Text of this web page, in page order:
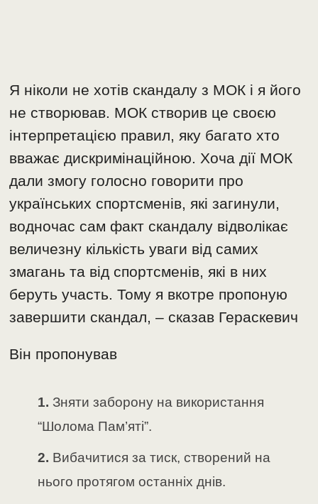
Я ніколи не хотів скандалу з МОК і я його
не створював. МОК створив це своєю
інтерпретацією правил, яку багато хто
вважає дискримінаційною. Хоча дії МОК
дали змогу голосно говорити про
українських спортсменів, які загинули,
водночас сам факт скандалу відволікає
величезну кількість уваги від самих
змагань та від спортсменів, які в них
беруть участь. Тому я вкотре пропоную
завершити скандал, – сказав Гераскевич
Він пропонував
Зняти заборону на використання
“Шолома Пам’яті”.
Вибачитися за тиск, створений на
нього протягом останніх днів.